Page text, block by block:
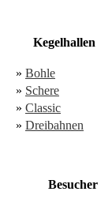
Kegelhallen
» Bohle
» Schere
» Classic
» Dreibahnen
Besucher